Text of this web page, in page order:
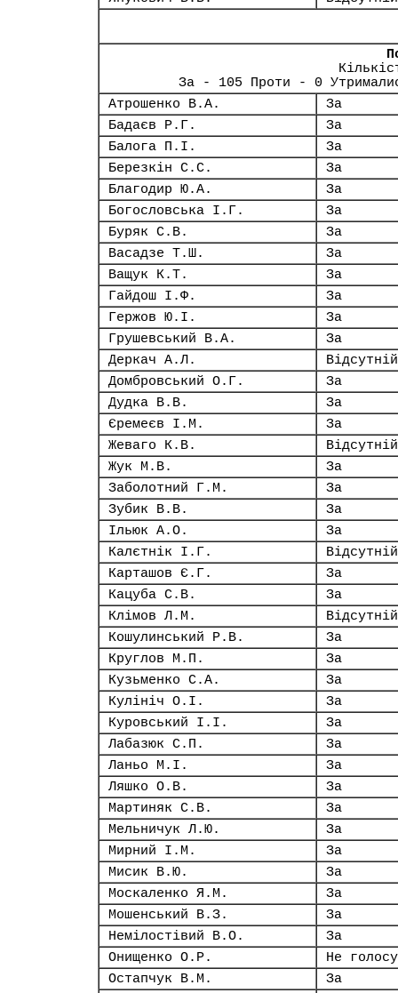
За - 105 Проти - 0
Атрошенко В.А.
За
Бадаєв Р.Г.
За
Балога П.І.
За
Березкін С.С.
За
Благодир Ю.А.
За
Богословська І.Г.
За
Буряк С.В.
За
Васадзе Т.Ш.
За
Ващук К.Т.
За
Гайдош І.Ф.
За
Гержов Ю.І.
За
Грушевський В.А.
За
Деркач А.Л.
Відсутній
Домбровський О.Г.
За
Дудка В.В.
За
Єремеєв І.М.
За
Жеваго К.В.
Відсутній
Жук М.В.
За
Заболотний Г.М.
За
Зубик В.В.
За
Ільюк А.О.
За
Калєтнік І.Г.
Відсутній
Карташов Є.Г.
За
Кацуба С.В.
За
Клімов Л.М.
Відсутній
Кошулинський Р.В.
За
Круглов М.П.
За
Кузьменко С.А.
За
Кулініч О.І.
За
Куровський І.І.
За
Лабазюк С.П.
За
Ланьо М.І.
За
Ляшко О.В.
За
Мартиняк С.В.
За
Мельничук Л.Ю.
За
Мирний І.М.
За
Мисик В.Ю.
За
Москаленко Я.М.
За
Мошенський В.З.
За
Немілостівий В.О.
За
Онищенко О.Р.
Не
Остапчук В.М.
За